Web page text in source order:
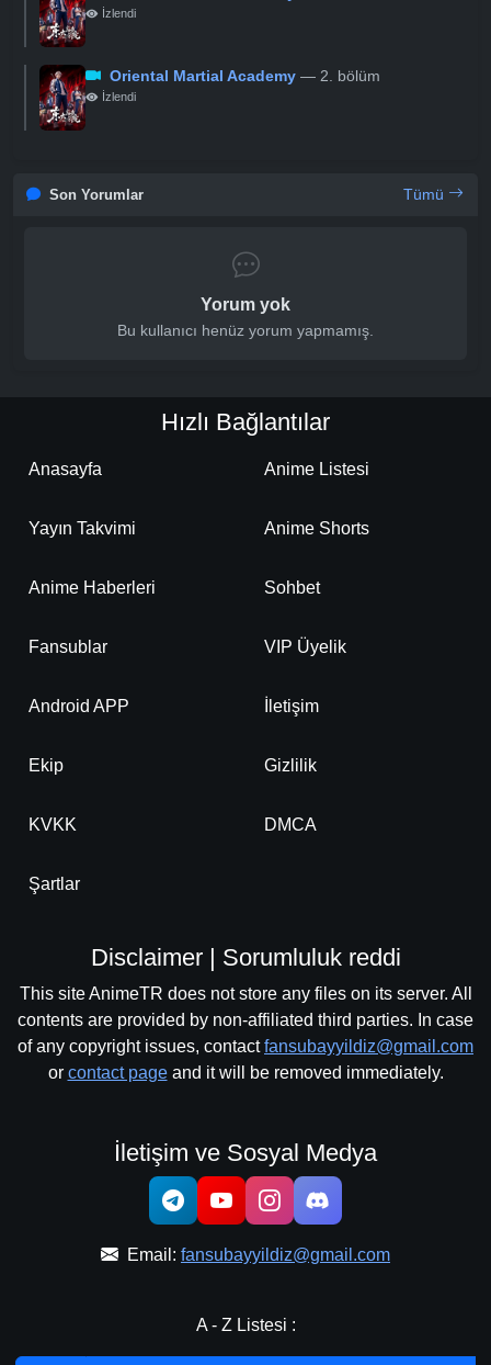
İzlendi
Oriental Martial Academy — 2. bölüm
İzlendi
Son Yorumlar Tümü
Yorum yok
Bu kullanıcı henüz yorum yapmamış.
Hızlı Bağlantılar
Anasayfa Anime Listesi
Yayın Takvimi Anime Shorts
Anime Haberleri Sohbet
Fansublar VIP Üyelik
Android APP İletişim
Ekip Gizlilik
KVKK DMCA
Şartlar
Disclaimer | Sorumluluk reddi
This site AnimeTR does not store any files on its server. All
contents are provided by non-affiliated third parties. In case
of any copyright issues, contactfansubayyildiz@gmail.com
or contact pageand it will be removed immediately.
İletişim ve Sosyal Medya
Email: fansubayyildiz@gmail.com
A - Z Listesi :